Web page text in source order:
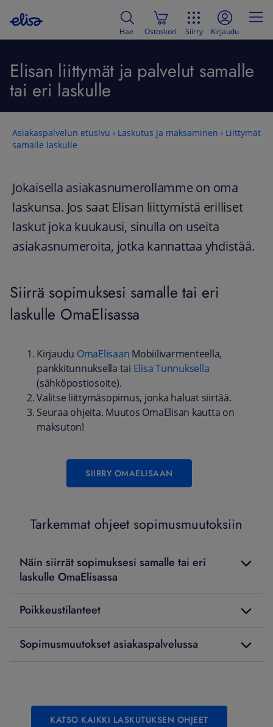
Hae Ostoskori Siirry Kirjaudu
Elisan liittymät ja palvelut samalle
tai eri laskulle
Asiakaspalvelun etusivu › Laskutus ja maksaminen › Liittymät
samalle laskulle
Jokaisella asiakasnumerollamme on oma
laskunsa. Jos saat Elisan liittymistä erilliset
laskut joka kuukausi, sinulla on useita
asiakasnumeroita, jotka kannattaa yhdistää.
Siirrä sopimuksesi samalle tai eri
laskulle OmaElisassa
Kirjaudu OmaElisaan Mobiilivarmenteella,
pankkitunnuksella tai Elisa Tunnuksella
(sähköpostiosoite).
Valitse liittymäsopimus, jonka haluat siirtää.
Seuraa ohjeita. Muutos OmaElisan kautta on
maksuton!
SIIRRY OMAELISAAN
Tarkemmat ohjeet sopimusmuutoksiin
Näin siirrät sopimuksesi samalle tai eri
laskulle OmaElisassa
Poikkeustilanteet
Sopimusmuutokset asiakaspalvelussa
KATSO KAIKKI LASKUTUKSEN OHJEET